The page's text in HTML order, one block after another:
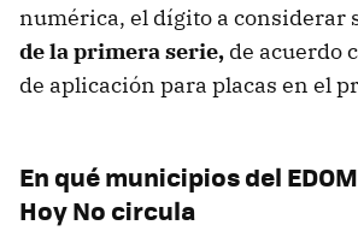
numérica, el dígito a considerar
de la primera serie, de acuerdo
de aplicación para placas en el
En qué municipios del
Hoy No circula